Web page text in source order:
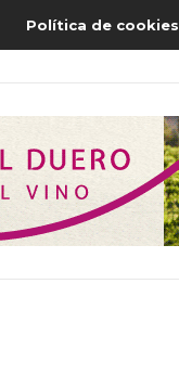
Política de cookies